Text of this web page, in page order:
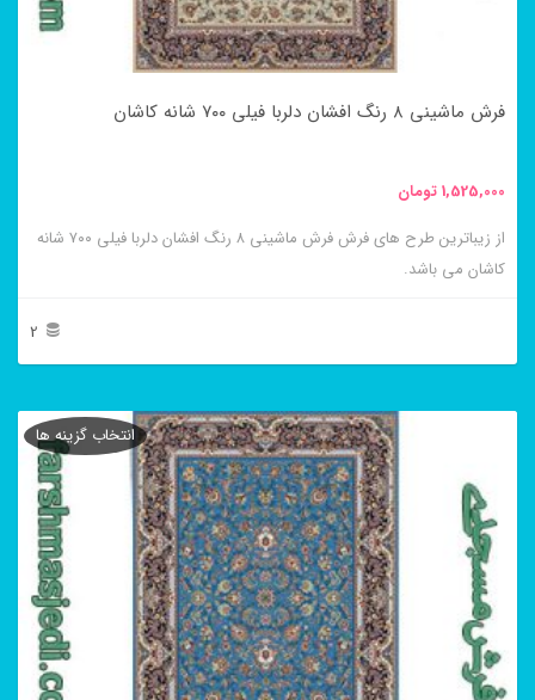
صفحه
انتخاب
شوند
فرش ماشینی ۸ رنگ افشان دلربا فیلی ۷۰۰ شانه کاشان
1,525,000تومان
از زیباترین طرح های فرش فرش ماشینی ۸ رنگ افشان دلربا فیلی ۷۰۰ شانه
کاشان می باشد.
2
محصول
مختلفی
باشد.
گزینه
ها
انتخاب گزینه ها